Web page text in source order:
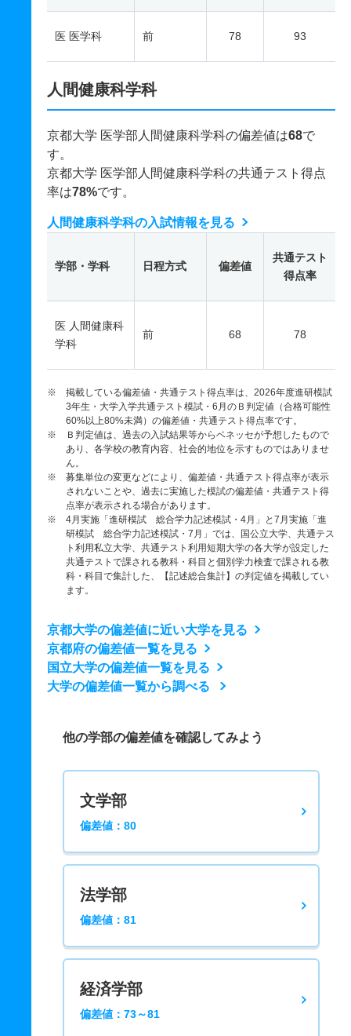
医 医学科 前 78 93
人間健康科学科
京都大学 医学部人間健康科学科の偏差値は68で
す。
京都大学 医学部人間健康科学科の共通テスト得点
率は78%です。
人間健康科学科の入試情報を見る
学部・学科 日程方式 偏差値
共通テスト
得点率
医 人間健康科
学科
前 68 78
※ 掲載している偏差値・共通テスト得点率は、2026年度進研模試
3年生・大学入学共通テスト模試・6月のＢ判定値（合格可能性
60%以上80%未満）の偏差値・共通テスト得点率です。
※ Ｂ判定値は、過去の入試結果等からベネッセが予想したもので
あり、各学校の教育内容、社会的地位を示すものではありませ
ん。
※ 募集単位の変更などにより、偏差値・共通テスト得点率が表示
されないことや、過去に実施した模試の偏差値・共通テスト得
点率が表示される場合があります。
※ 4月実施「進研模試 総合学力記述模試・4月」と7月実施「進
研模試 総合学力記述模試・7月」では、国公立大学、共通テス
ト利用私立大学、共通テスト利用短期大学の各大学が設定した
共通テストで課される教科・科目と個別学力検査で課される教
科・科目で集計した、【記述総合集計】の判定値を掲載してい
ます。
京都大学の偏差値に近い大学を見る
京都府の偏差値一覧を見る
国立大学の偏差値一覧を見る
大学の偏差値一覧から調べる
他の学部の偏差値を確認してみよう
文学部
偏差値：80
法学部
偏差値：81
経済学部
偏差値：73～81